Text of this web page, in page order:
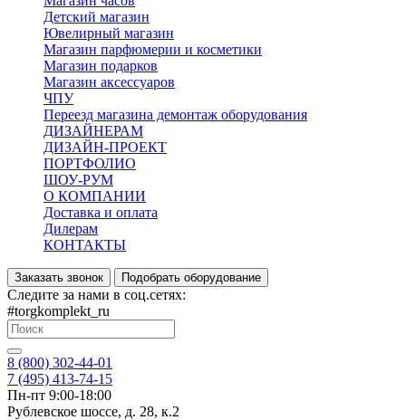
Детский магазин
Ювелирный магазин
Магазин парфюмерии и косметики
Магазин подарков
Магазин аксессуаров
ЧПУ
Переезд магазина демонтаж оборудования
ДИЗАЙНЕРАМ
ДИЗАЙН-ПРОЕКТ
ПОРТФОЛИО
ШОУ-РУМ
О КОМПАНИИ
Доставка и оплата
Дилерам
КОНТАКТЫ
Заказать звонок Подобрать оборудование
Следите за нами в соц.сетях:
#torgkomplekt_ru
8 (800) 302-44-01
7 (495) 413-74-15
Пн-пт 9:00-18:00
Рублевское шоссе, д. 28, к.2